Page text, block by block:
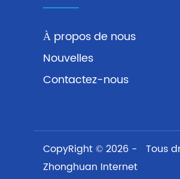
À propos de nous
Nouvelles
Contactez-nous
CopyRight © 2026 - Tous
Zhonghuan Internet